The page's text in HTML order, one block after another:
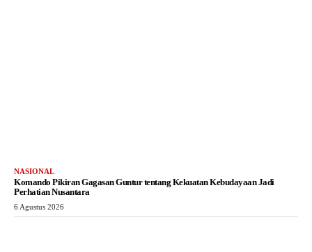
NASIONAL
Komando Pikiran Gagasan Guntur tentang Kekuatan Kebudayaan Jadi
Perhatian Nusantara
6 Agustus 2026